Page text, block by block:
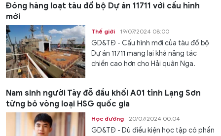
Đóng hàng loạt tàu đổ bộ Dự án 11711 với cấu hình
mới
Thế giới 19/07/2024 08:00
GD&TĐ - Cấu hình mới của tàu đổ bộ
Dự án 11711 mang lại khả năng tác
chiến cao hơn cho Hải quân Nga.
Nam sinh người Tày đỗ đầu khối A01 tỉnh Lạng Sơn
từng bỏ vòng loại HSG quốc gia
Học đường 20/07/2024 00:04
GD&TĐ - Dù điều kiện học tập có phần